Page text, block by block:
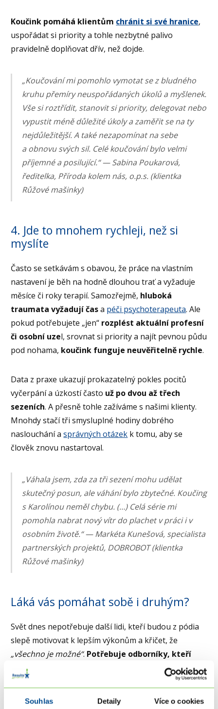
Souhlas Detaily Více o cookies
Koučink pomáhá klientům chránit si své hranice,
uspořádat si priority a tohle nezbytné palivo
pravidelně doplňovat dřív, než dojde.
„Koučování mi pomohlo vymotat se z bludného
kruhu přemíry neuspořádaných úkolů a myšlenek.
Vše si roztřídit, stanovit si priority, delegovat nebo
vypustit méně důležité úkoly a zaměřit se na ty
nejdůležitější. A také nezapomínat na sebe
a obnovu svých sil. Celé koučování bylo velmi
příjemné a posilující.“ — Sabina Poukarová,
ředitelka, Příroda kolem nás, o.p.s. (klientka
Růžové mašinky)
4. Jde to mnohem rychleji, než si
myslíte
Často se setkávám s obavou, že práce na vlastním
nastavení je běh na hodně dlouhou trať a vyžaduje
měsíce či roky terapií. Samozřejmě, hluboká
traumata vyžadují časa péči psychoterapeuta. Ale
pokud potřebujete „jen“ rozplést aktuální profesní
či osobní uzel, srovnat si priority a najít pevnou půdu
pod nohama, koučink funguje neuvěřitelně rychle.
Data z praxe ukazují prokazatelný pokles pocitů
vyčerpání a úzkostí často už po dvou až třech
sezeních. A přesně tohle zažíváme s našimi klienty.
Mnohdy stačí tři smysluplné hodiny dobrého
naslouchání asprávných otázek k tomu, aby se
člověk znovu nastartoval.
„Váhala jsem, zda za tři sezení mohu udělat
skutečný posun, ale váhání bylo zbytečné. Koučing
s Karolínou neměl chybu. (…) Celá série mi
pomohla nabrat nový vítr do plachet v práci i v
osobním životě.“ — Markéta Kunešová, specialista
partnerských projektů, DOBROBOT (klientka
Růžové mašinky)
Láká vás pomáhat sobě i druhým?
Svět dnes nepotřebuje další lidi, kteří budou z pódia
slepě motivovat k lepším výkonům a křičet, že
„všechno je možné“. Potřebuje odborníky, kteří
umí kompetentně, sebevědomě a s obrovskou
lidskostí provést druhé i těžkým obdobím